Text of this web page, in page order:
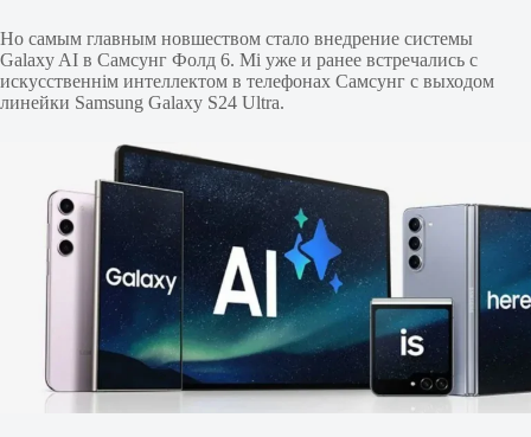
Но самым главным новшеством стало внедрение системы
Galaxy AI в Самсунг Фолд 6. Мі уже и ранее встречались с
искусственнім интеллектом в телефонах Самсунг с выходом
линейки Samsung Galaxy S24 Ultra.